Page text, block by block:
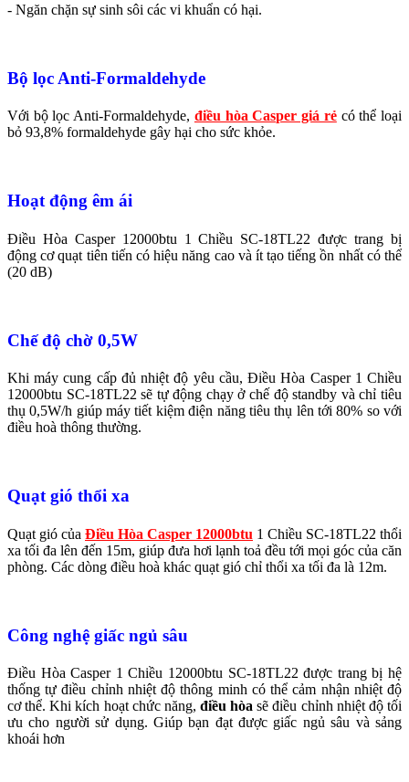
- Ngăn chặn sự sinh sôi các vi khuẩn có hại.
Bộ lọc Anti-Formaldehyde
Với bộ lọc Anti-Formaldehyde, điều hòa Casper giá rẻcó thể loại
bỏ 93,8% formaldehyde gây hại cho sức khỏe.
Hoạt động êm ái
Điều Hòa Casper 12000btu 1 Chiều SC-18TL22 được trang bị
động cơ quạt tiên tiến có hiệu năng cao và ít tạo tiếng ồn nhất có thể
(20 dB)
Chế độ chờ 0,5W
Khi máy cung cấp đủ nhiệt độ yêu cầu, Điều Hòa Casper 1 Chiều
12000btu SC-18TL22 sẽ tự động chạy ở chế độ standby và chỉ tiêu
thụ 0,5W/h giúp máy tiết kiệm điện năng tiêu thụ lên tới 80% so với
điều hoà thông thường.
Quạt gió thổi xa
Quạt gió của Điều Hòa Casper 12000btu 1 Chiều SC-18TL22 thổi
xa tối đa lên đến 15m, giúp đưa hơi lạnh toả đều tới mọi góc của căn
phòng. Các dòng điều hoà khác quạt gió chỉ thổi xa tối đa là 12m.
Công nghệ giấc ngủ sâu
Điều Hòa Casper 1 Chiều 12000btu SC-18TL22 được trang bị hệ
thống tự điều chỉnh nhiệt độ thông minh có thể cảm nhận nhiệt độ
cơ thể. Khi kích hoạt chức năng, điều hòa sẽ điều chỉnh nhiệt độ tối
ưu cho người sử dụng. Giúp bạn đạt được giấc ngủ sâu và sảng
khoái hơn